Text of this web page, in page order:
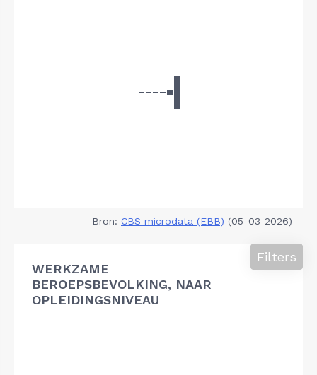
Bron: CBS microdata (EBB) (05-03-2026)
WERKZAME
BEROEPSBEVOLKING, NAAR
OPLEIDINGSNIVEAU
Filters